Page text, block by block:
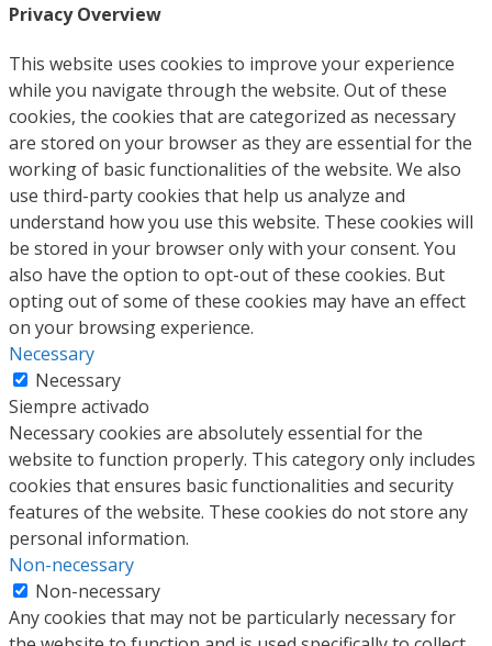
Privacy Overview
This website uses cookies to improve your experience
while you navigate through the website. Out of these
cookies, the cookies that are categorized as necessary
are stored on your browser as they are essential for the
working of basic functionalities of the website. We also
use third-party cookies that help us analyze and
understand how you use this website. These cookies will
be stored in your browser only with your consent. You
also have the option to opt-out of these cookies. But
opting out of some of these cookies may have an effect
on your browsing experience.
Necessary
Necessary
Siempre activado
Necessary cookies are absolutely essential for the
website to function properly. This category only includes
cookies that ensures basic functionalities and security
features of the website. These cookies do not store any
personal information.
Non-necessary
Non-necessary
Any cookies that may not be particularly necessary for